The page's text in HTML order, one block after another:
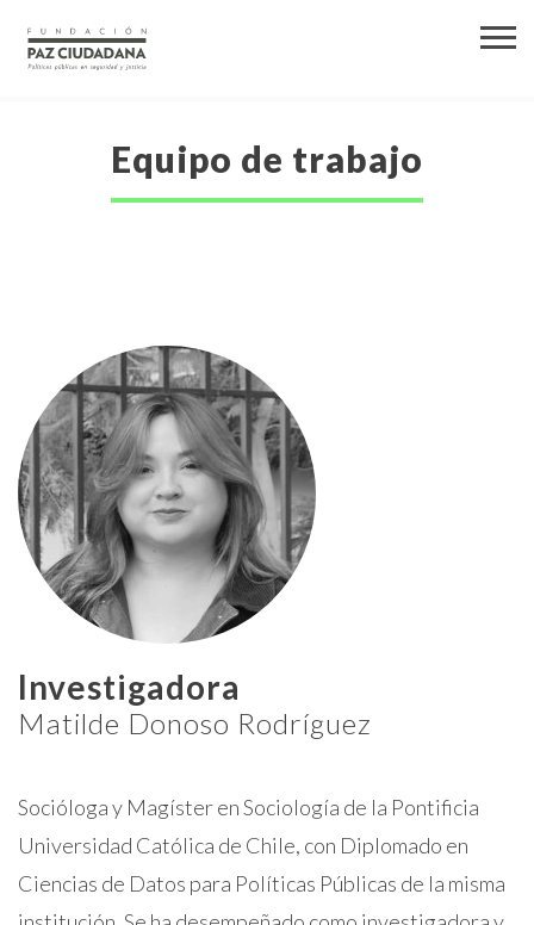
Equipo de trabajo
Investigadora
Matilde Donoso Rodríguez
Socióloga y Magíster en Sociología de la Pontificia
Universidad Católica de Chile, con Diplomado en
Ciencias de Datos para Políticas Públicas de la misma